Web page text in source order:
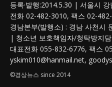
등록·발행:2014.5.30 | 서울시
전화 02-482-3010, 팩스 02-
경남본부(발행소) : 경남 사천시
| 청소년 보호책임자/청탁방지
대표전화 055-832-6776, 팩스
yskim010@hanmail.net,
©경상뉴스 since 2014